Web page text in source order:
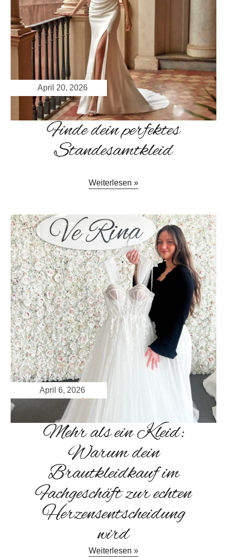
April 20, 2026
Finde dein perfektes
Standesamtkleid
Weiterlesen »
April 6, 2026
Mehr als ein Kleid:
Warum dein
Brautkleidkauf im
Fachgeschäft zur echten
Herzensentscheidung
wird
Weiterlesen »